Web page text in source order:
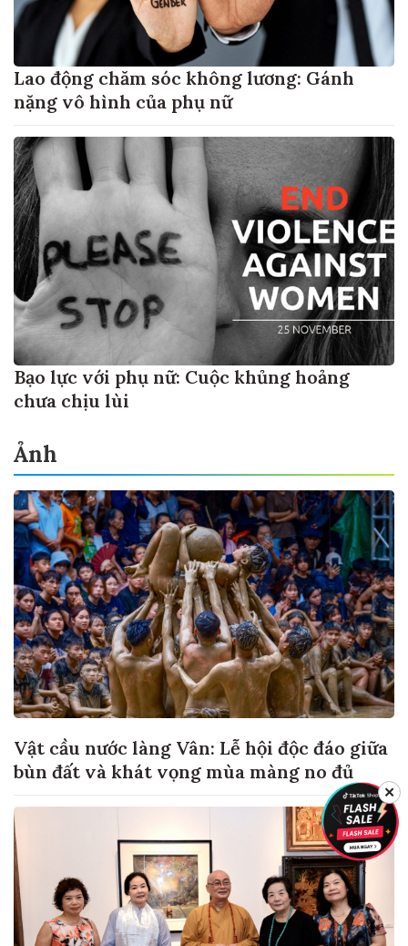
Lao động chăm sóc không lương: Gánh
nặng vô hình của phụ nữ
Bạo lực với phụ nữ: Cuộc khủng hoảng
chưa chịu lùi
Ảnh
Vật cầu nước làng Vân: Lễ hội độc đáo giữa
bùn đất và khát vọng mùa màng no đủ
✕